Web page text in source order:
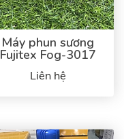
Máy phun sương
Fujitex Fog-3017
Liên hệ